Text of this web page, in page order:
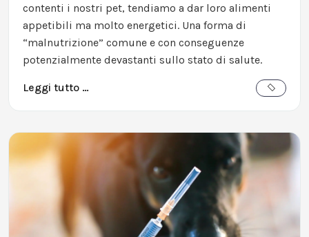
contenti i nostri pet, tendiamo a dar loro alimenti
appetibili ma molto energetici. Una forma di
“malnutrizione” comune e con conseguenze
potenzialmente devastanti sullo stato di salute.
Leggi tutto …